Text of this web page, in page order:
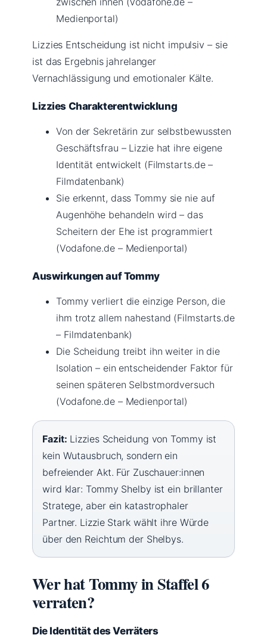
Medienportal)
Lizzies Entscheidung ist nicht impulsiv – sie
ist das Ergebnis jahrelanger
Vernachlässigung und emotionaler Kälte.
Lizzies Charakterentwicklung
Von der Sekretärin zur selbstbewussten
Geschäftsfrau – Lizzie hat ihre eigene
Identität entwickelt (Filmstarts.de –
Filmdatenbank)
Sie erkennt, dass Tommy sie nie auf
Augenhöhe behandeln wird – das
Scheitern der Ehe ist programmiert
(Vodafone.de – Medienportal)
Auswirkungen auf Tommy
Tommy verliert die einzige Person, die
ihm trotz allem nahestand (Filmstarts.de
– Filmdatenbank)
Die Scheidung treibt ihn weiter in die
Isolation – ein entscheidender Faktor für
seinen späteren Selbstmordversuch
(Vodafone.de – Medienportal)
Fazit: Lizzies Scheidung von Tommy ist
kein Wutausbruch, sondern ein
befreiender Akt. Für Zuschauer:innen
wird klar: Tommy Shelby ist ein brillanter
Stratege, aber ein katastrophaler
Partner. Lizzie Stark wählt ihre Würde
über den Reichtum der Shelbys.
Wer hat Tommy in Staffel 6
verraten?
Die Identität des Verräters